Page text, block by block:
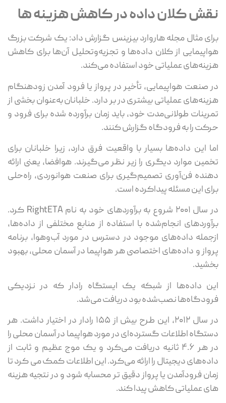
کلان داده در کاهش هزینه ها
مثال مجله هاروارد بیزینس گزارش داد: یک شرکت بزرگ
از کلان داده‌ها و تجزیه‌وتحلیل آن‌ها برای کاهش
عملیاتی خود استفاده می‌کند.
صنعت هواپیمایی، تأخیر در پرواز یا فرود آمدن زودهنگام
عملیاتی بیشتری در بر دارد. خلبانان به‌عنوان بخشی از
طولانی‌مدت خود، باید زمان برآورده شده برای فرود و
را به فرودگاه گزارش کنند.
این داده‌ها بسیار با واقعیت فرق دارد، زیرا خلبانان برای
موارد دیگری را زیر نظر می‌گیرند. هوافضا، یعنی ارائه
فن‌آوری تصمیم‌گیری برای صنعت هوانوردی، راه‌حلی
این مسئله پیداکرده است.
در سال ۲۰۰۱ شروع به برآوردهای خود به نام RightETA کرد.
انجام‌شده با استفاده از منابع مختلفی از داده‌ها،
داده‌های موجود در دسترس در مورد آب‌وهوا، برنامه
و داده‌های اختصاصی هر هواپیما در آسمان محلی، بهبود
داده‌ها از شبکه یک ایستگاه رادار که در نزدیکی
نصب‌شده بود دریافت می‌شد.
در سال ۲۰۱۲، این طرح بیش از ۱۵۵ رادار در اختیار داشت. هر
اطلاعات گسترده‌ای در مورد هواپیما در آسمان محلی را
در هر ۴.۶ ثانیه دریافت می‌کرد و یک موج عظیم و ثابت از
دیجیتال را ارائه می‌کرد. این اطلاعات کمک می کرد تا
فرودآمدن یا پرواز دقیق تر محسابه شود و در نتجیه هزینه
عملیاتی کاهش پیدا کند.